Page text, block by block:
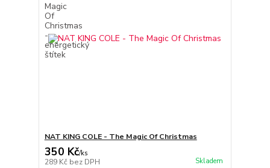
NAT KING COLE - The Magic Of Christmas
350 Kč/ks
289 Kč bez DPH Skladem